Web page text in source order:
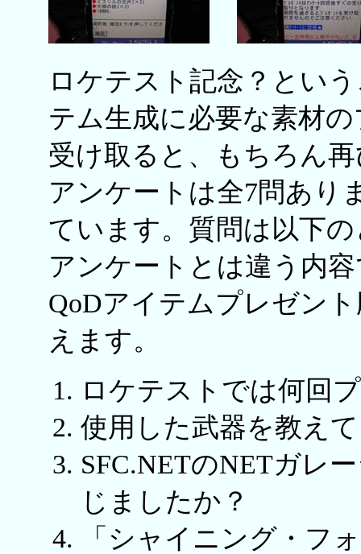
ロケテスト記念？とい
テム生成に必要な素材
受け取ると、もちろん
アンケートは全7問あり
ています。質問は以下
アンケートとは違う内
QoDアイテムプレゼン
えます。
ロケテストでは何回
使用した武器を教え
SFC.NETのNETガレ
じましたか？
「シャイニング・フ